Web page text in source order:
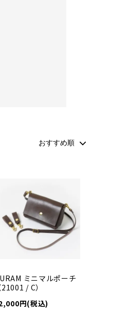
ミニマルポーチ
21001 / C）
円(税込)